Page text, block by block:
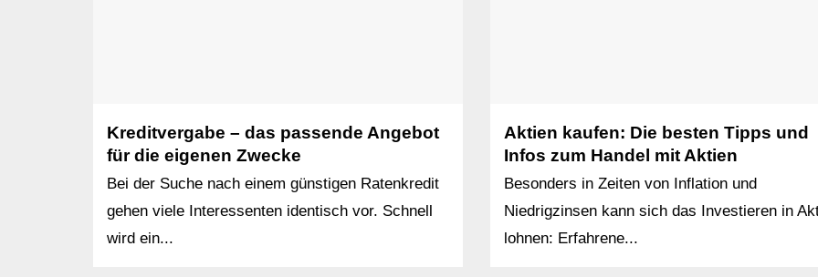
Kreditvergabe – das passende Angebot
für die eigenen Zwecke
Bei der Suche nach einem günstigen Ratenkredit
gehen viele Interessenten identisch vor. Schnell
wird ein...
Aktien kaufen: Die besten Tipps und
Infos zum Handel mit Aktien
Besonders in Zeiten von Inflation und
Niedrigzinsen kann sich das Investieren in
lohnen: Erfahrene...